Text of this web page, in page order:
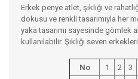
Erkek penye atlet, şıklığı ve
dokusu ve renkli tasarımıyla her
yaka tasarımı sayesinde gömlek
kullanılabilir. Şıklığı seven
No 1 2 3